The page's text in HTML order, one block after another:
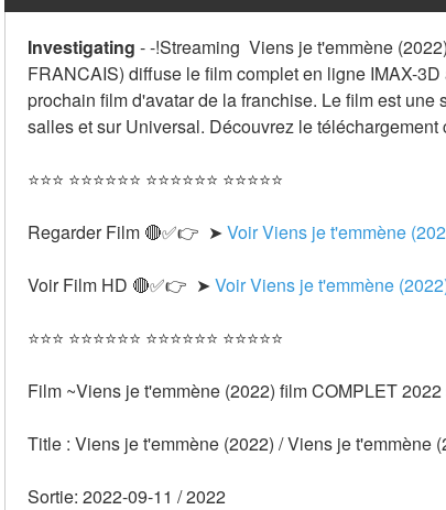
Investigating --!Streaming  Viens je t'emmène
FRANCAIS) diffuse le film complet en ligne IMAX-
prochain film d'avatar de la franchise. Le film est
salles et sur Universal. Découvrez le
⭐⭐⭐ ⭐⭐⭐⭐⭐⭐ ⭐⭐⭐⭐⭐⭐ ⭐⭐⭐⭐⭐
Regarder Film 🔴✅👉  ➤ Voir Viens je t'emmène
Voir Film HD 🔴✅👉  ➤ Voir Viens je t'emmène
⭐⭐⭐ ⭐⭐⭐⭐⭐⭐ ⭐⭐⭐⭐⭐⭐ ⭐⭐⭐⭐⭐
Film ~Viens je t'emmène (2022) film COMPLET
Title : Viens je t'emmène (2022) / Viens je t'emmène
Sortie: 2022-09-11 / 2022